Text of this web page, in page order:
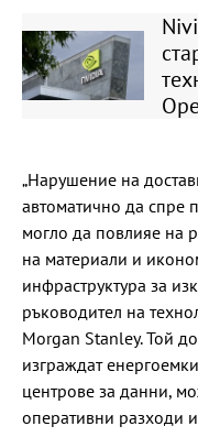
„Нарушение на
автоматично да спре
могло да повлияе на
на материали и
инфраструктура за
ръководител на
Morgan Stanley. Той
изграждат
центрове за данни,
оперативни разходи